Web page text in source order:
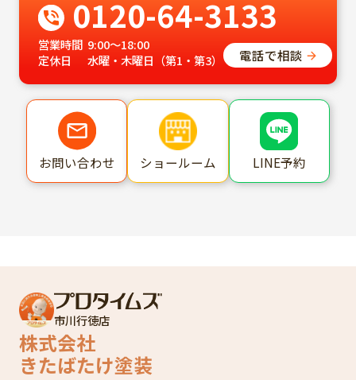
0120-64-3133
営業時間 9:00～18:00
定休日
水曜・木曜日（第1・第3） 電話で相談
お問い合わせ ショールーム LINE予約
市川行徳店
株式会社
きたばたけ塗装